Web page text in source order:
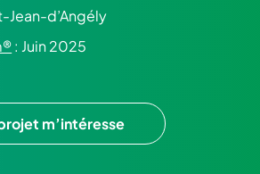
Jean-d’Angély
: Juin 2025
m’intéresse